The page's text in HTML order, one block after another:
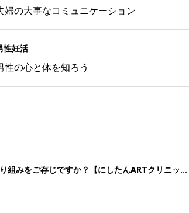
婦の大事なコミュニケーション
性妊活
性の心と体を知ろう
組みをご存じですか？【にしたんARTクリニッ